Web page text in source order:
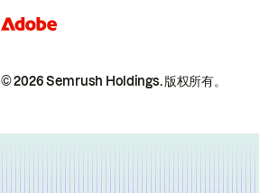
© 2026 Semrush Holdings.版权所有。